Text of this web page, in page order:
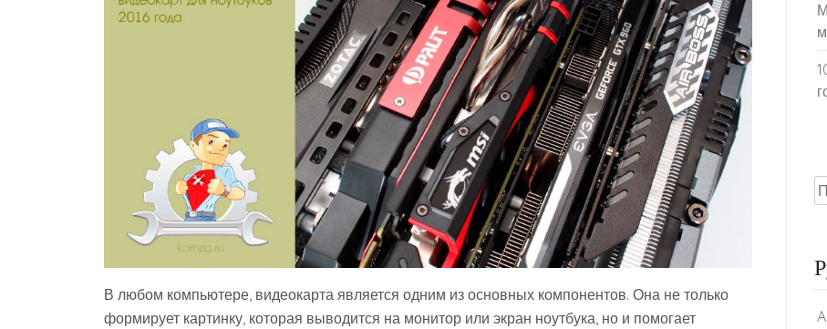
В любом компьютере, видеокарта является одним из основных компонентов. Она не только
формирует картинку, которая выводится на монитор или экран ноутбука, но и помогает